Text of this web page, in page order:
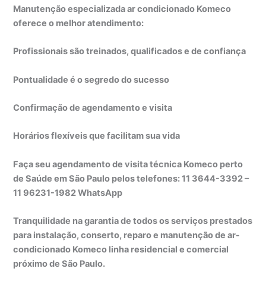
Manutenção especializada ar condicionado Komeco
oferece o melhor atendimento:
Profissionais são treinados, qualificados e de confiança
Pontualidade é o segredo do sucesso
Confirmação de agendamento e visita
Horários flexíveis que facilitam sua vida
Faça seu agendamento de visita técnica Komeco perto
de Saúde em São Paulo pelos telefones: 11 3644-3392 –
11 96231-1982 WhatsApp
Tranquilidade na garantia de todos os serviços prestados
para instalação, conserto, reparo e manutenção de ar-
condicionado Komeco linha residencial e comercial
próximo de São Paulo.